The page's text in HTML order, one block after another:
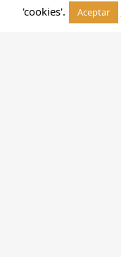
'cookies'.
Aceptar